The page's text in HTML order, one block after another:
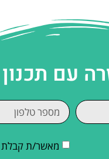
עם
מאשר/ת קבלת